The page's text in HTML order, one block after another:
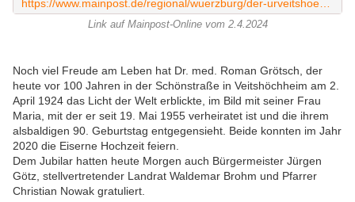
Link auf Mainpost-Online vom 2.4.2024
Noch viel Freude am Leben hat Dr. med. Roman Grötsch, der
heute vor 100 Jahren in der Schönstraße in Veitshöchheim am 2.
April 1924 das Licht der Welt erblickte, im Bild mit seiner Frau
Maria, mit der er seit 19. Mai 1955 verheiratet ist und die ihrem
alsbaldigen 90. Geburtstag entgegensieht. Beide konnten im Jahr
2020 die Eiserne Hochzeit feiern.
Dem Jubilar hatten heute Morgen auch Bürgermeister Jürgen
Götz, stellvertretender Landrat Waldemar Brohm und Pfarrer
Christian Nowak gratuliert.